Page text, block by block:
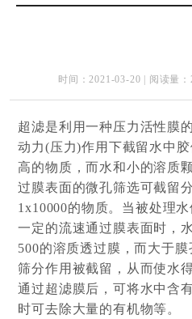
时间：2021-03-20 | 阅读量
超滤是利用一种压力活性膜
动力(压力)作用下截留水中
高的物质，而水和小的溶质
过膜表面的微孔筛选可截留
1x10000的物质。当被处理
一定的流速通过膜表面时，
500的溶质透过膜，而大于
筛分作用被截留，从而使水
通过超滤膜后，可将水中含
时可去除大量的有机物等。